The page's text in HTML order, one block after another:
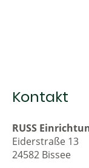
Kontakt
RUSS
Eiderstraße 13
24582 Bissee